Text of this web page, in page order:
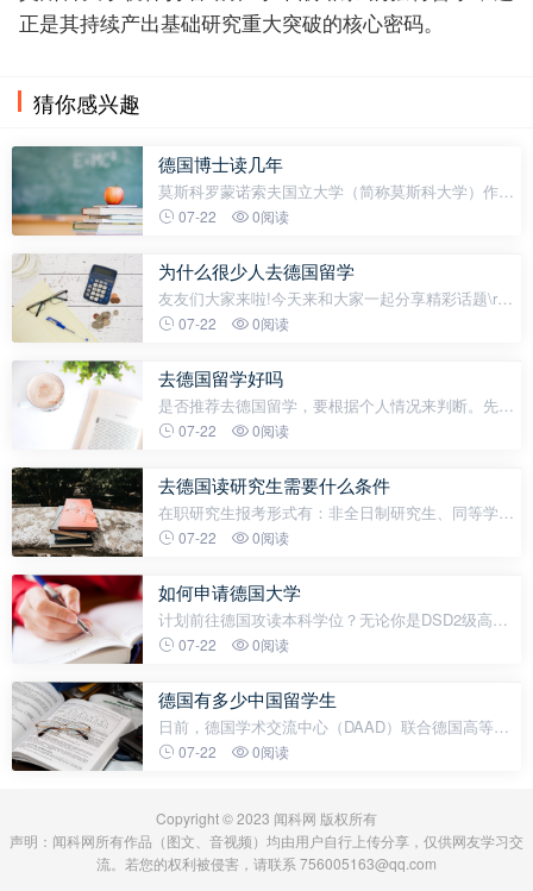
正是其持续产出基础研究重大突破的核心密码。
猜你感兴趣
德国博士读几年
莫斯科罗蒙诺索夫国立大学（简称莫斯科大学）作为
俄罗斯联邦最高学术殿堂和世界顶尖高等学府之一，
构著称。对于计划攻读博士学位
07-22 0阅读
为什么很少人去德国留学
友友们大家来啦!今天来和大家一起分享精彩话题\r老
规矩先点赞再看文！\r01\r\r02\r其实不仅仅是留学，
证书，考个驾照难得要死。\r0
07-22 0阅读
去德国留学好吗
是否推荐去德国留学，要根据个人情况来判断。先说
推荐去德国留学的理由：一、教育质量作为欧洲最大
要推动者，这个高度发达的工业强
07-22 0阅读
去德国读研究生需要什么条件
在职研究生报考形式有：非全日制研究生、同等学力
申硕以及国外留学硕士。小编整理了在职研究生的报
学参考！在职研究生报考条件、
07-22 0阅读
如何申请德国大学
计划前往德国攻读本科学位？无论你是DSD2级高中
毕业生、普通高中生毕业生、DSD1级高中毕业生，
梳理2025年最新的留学德国流程，助你
07-22 0阅读
德国有多少中国留学生
日前，德国学术交流中心（DAAD）联合德国高等教
育与科学研究中心（DZHW）发布了最新的年度报告
07-22 0阅读
Copyright © 2023 闻科网 版权所有
声明：闻科网所有作品（图文、音视频）均由用户自行上传分享，仅供网友学习交
流。若您的权利被侵害，请联系 756005163@qq.com